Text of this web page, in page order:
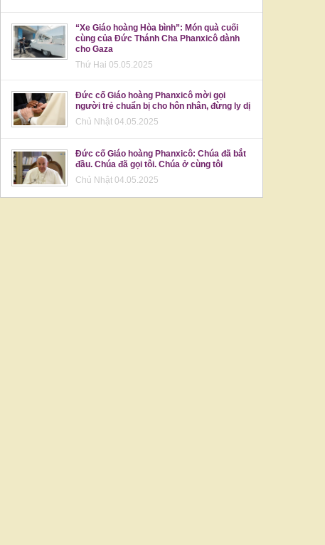
“Xe Giáo hoàng Hòa bình”: Món quà cuối
cùng của Đức Thánh Cha Phanxicô dành
cho Gaza
Thứ Hai 05.05.2025
Đức cố Giáo hoàng Phanxicô mời gọi
người trẻ chuẩn bị cho hôn nhân, đừng ly dị
Chủ Nhật 04.05.2025
Đức cố Giáo hoàng Phanxicô: Chúa đã bắt
đầu. Chúa đã gọi tôi. Chúa ở cùng tôi
Chủ Nhật 04.05.2025